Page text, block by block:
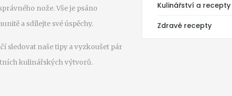
nože. Vše je psáno
a sdílejte své úspěchy.
sledovat naše tipy a vyzkoušet pár
kulinářských výtvorů.
Kulinářství a recepty
Zdravé recepty